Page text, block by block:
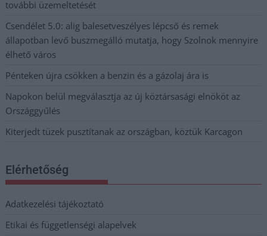
további üzemeltetését
Csendélet 5.0: alig balesetveszélyes lépcső és remek
állapotban levő buszmegálló mutatja, hogy Szolnok mennyire
élhető város
Pénteken újra csökken a benzin és a gázolaj ára is
Napokon belül megválasztja az új köztársasági elnököt az
Országgyűlés
Kiterjedt tüzek pusztítanak az országban, köztük Karcagon
Elérhetőség
Adatkezelési tájékoztató
Etikai és függetlenségi alapelvek